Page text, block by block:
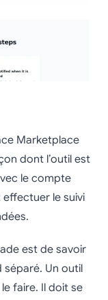
Marketplace
dont l’outil est
le compte
le suivi
est de savoir
séparé. Un outil
faire. Il doit se